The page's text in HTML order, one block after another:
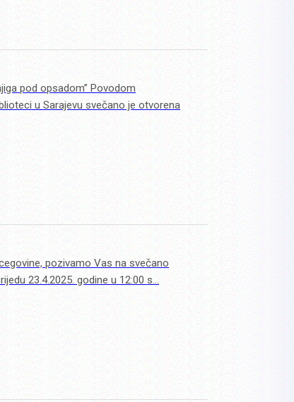
pod opsadom” Povodom
u Sarajevu svečano je otvorena
pozivamo Vas na svečano
23.4.2025. godine u 12:00 s…